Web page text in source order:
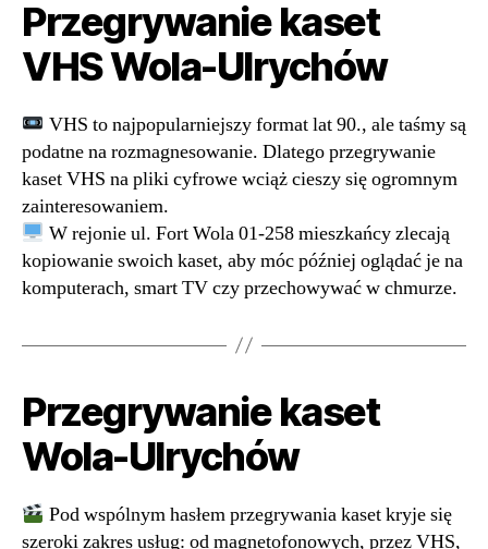
Przegrywanie kaset
VHS Wola-Ulrychów
VHS to najpopularniejszy format lat 90., ale taśmy są
podatne na rozmagnesowanie. Dlatego przegrywanie
kaset VHS na pliki cyfrowe wciąż cieszy się ogromnym
zainteresowaniem.
W rejonie ul. Fort Wola 01-258 mieszkańcy zlecają
kopiowanie swoich kaset, aby móc później oglądać je na
komputerach, smart TV czy przechowywać w chmurze.
Przegrywanie kaset
Wola-Ulrychów
Pod wspólnym hasłem przegrywania kaset kryje się
szeroki zakres usług: od magnetofonowych, przez VHS,